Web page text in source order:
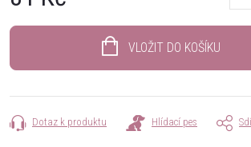
VLOŽIT DO KOŠÍKU
Dotaz k produktu Hlídací pes